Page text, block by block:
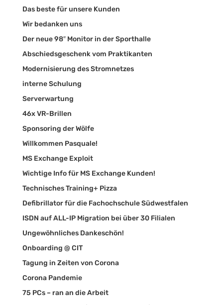
Das beste für unsere Kunden
Wir bedanken uns
Der neue 98″ Monitor in der Sporthalle
Abschiedsgeschenk vom Praktikanten
Modernisierung des Stromnetzes
interne Schulung
Serverwartung
46x VR-Brillen
Sponsoring der Wölfe
Willkommen Pasquale!
MS Exchange Exploit
Wichtige Info für MS Exchange Kunden!
Technisches Training+ Pizza
Defibrillator für die Fachochschule Südwestfalen
ISDN auf ALL-IP Migration bei über 30 Filialen
Ungewöhnliches Dankeschön!
Onboarding @ CIT
Tagung in Zeiten von Corona
Corona Pandemie
75 PCs – ran an die Arbeit